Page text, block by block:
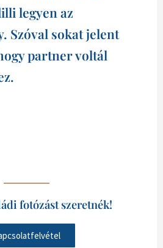
legyen az
Szóval sokat jelent
partner voltál
fotózást szeretnék!